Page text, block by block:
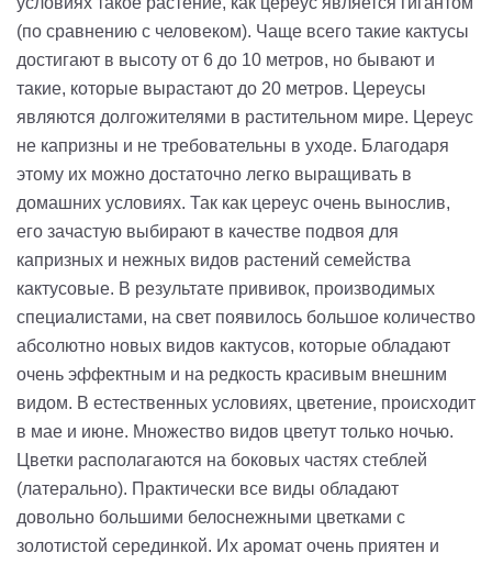
(по сравнению с человеком). Чаще всего такие кактусы
достигают в высоту от 6 до 10 метров, но бывают и
такие, которые вырастают до 20 метров. Цереусы
являются долгожителями в растительном мире. Цереус
не капризны и не требовательны в уходе. Благодаря
этому их можно достаточно легко выращивать в
домашних условиях. Так как цереус очень вынослив,
его зачастую выбирают в качестве подвоя для
капризных и нежных видов растений семейства
кактусовые. В результате прививок, производимых
специалистами, на свет появилось большое количество
абсолютно новых видов кактусов, которые обладают
очень эффектным и на редкость красивым внешним
видом. В естественных условиях, цветение, происходит
в мае и июне. Множество видов цветут только ночью.
Цветки располагаются на боковых частях стеблей
(латерально). Практически все виды обладают
довольно большими белоснежными цветками с
золотистой серединкой. Их аромат очень приятен и